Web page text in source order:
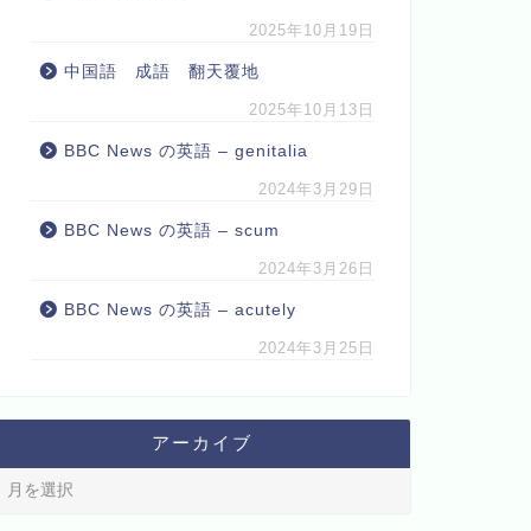
2025年10月19日
中国語 成語 翻天覆地
2025年10月13日
BBC News の英語 – genitalia
2024年3月29日
BBC News の英語 – scum
2024年3月26日
BBC News の英語 – acutely
2024年3月25日
アーカイブ